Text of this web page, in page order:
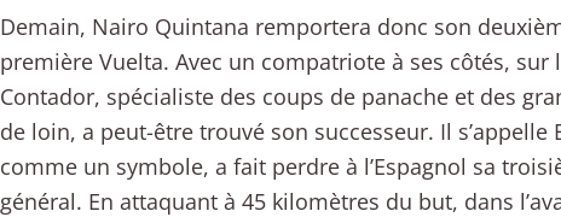
Demain, Nairo Quintana remportera donc son
première Vuelta. Avec un compatriote à ses côtés,
Contador, spécialiste des coups de panache et des
de loin, a peut-être trouvé son successeur. Il s’appelle
comme un symbole, a fait perdre à l’Espagnol sa
général. En attaquant à 45 kilomètres du but, dans